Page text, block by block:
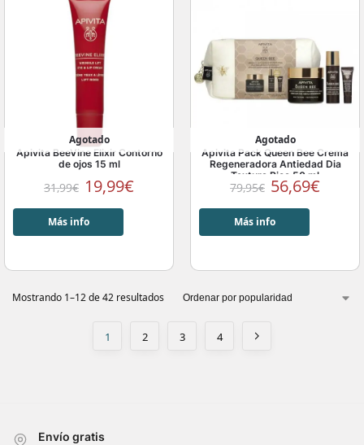
Agotado
Apivita BeeVine Elixir Contorno
de ojos 15 ml
31,99€ 19,99€
Más info
Agotado
Apivita Pack Queen Bee Crema
Regeneradora Antiedad Dia
Textura Rica 50 ml
79,95€ 56,69€
Más info
Mostrando 1–12 de 42 resultados
1 2 3 4
Envío gratis